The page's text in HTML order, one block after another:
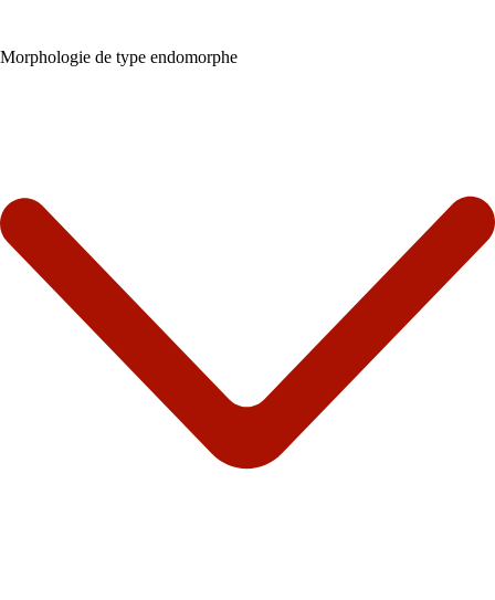
Morphologie de type endomorphe